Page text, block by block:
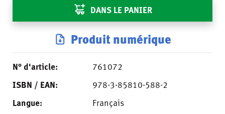
DANS LE PANIER
Produit numérique
N° d'article:
761072
ISBN / EAN:
978-3-85810-588-2
Langue:
Français